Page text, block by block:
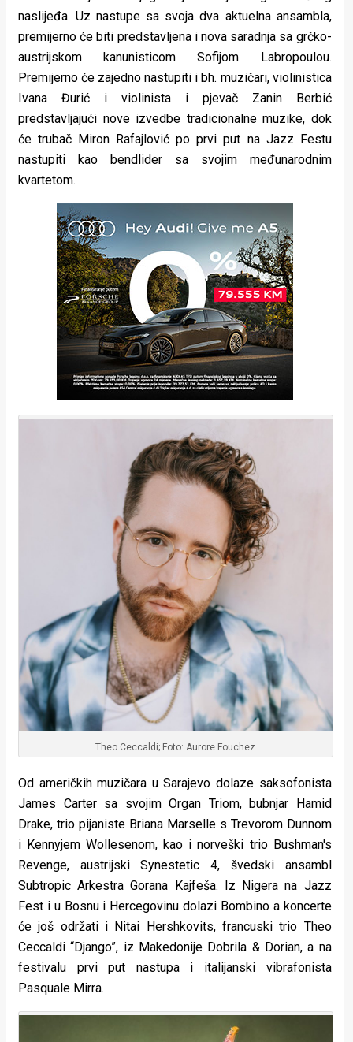
naslijeđa. Uz nastupe sa svoja dva aktuelna ansambla,
premijerno će biti predstavljena i nova saradnja sa grčko-
austrijskom kanunisticom Sofijom Labropoulou.
Premijerno će zajedno nastupiti i bh. muzičari, violinistica
Ivana Đurić i violinista i pjevač Zanin Berbić
predstavljajući nove izvedbe tradicionalne muzike, dok
će trubač Miron Rafajlović po prvi put na Jazz Festu
nastupiti kao bendlider sa svojim međunarodnim
kvartetom.
Theo Ceccaldi; Foto: Aurore Fouchez
Od američkih muzičara u Sarajevo dolaze saksofonista
James Carter sa svojim Organ Triom, bubnjar Hamid
Drake, trio pijaniste Briana Marselle s Trevorom Dunnom
i Kennyjem Wollesenom, kao i norveški trio Bushman's
Revenge, austrijski Synestetic 4, švedski ansambl
Subtropic Arkestra Gorana Kajfeša. Iz Nigera na Jazz
Fest i u Bosnu i Hercegovinu dolazi Bombino a koncerte
će još održati i Nitai Hershkovits, francuski trio Theo
Ceccaldi “Django”, iz Makedonije Dobrila & Dorian, a na
festivalu prvi put nastupa i italijanski vibrafonista
Pasquale Mirra.